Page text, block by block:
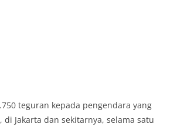
teguran kepada pengendara yang
Jakarta dan sekitarnya, selama satu